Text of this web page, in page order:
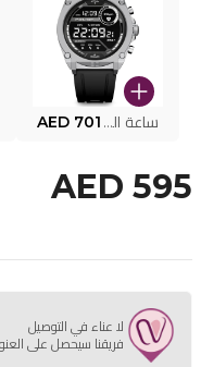
ساعة البوليس الذكية MY.AVATAR PEIUN0000101 AED 701
AED 595
لا عناء في التوصيل
فريقنا سيحصل على